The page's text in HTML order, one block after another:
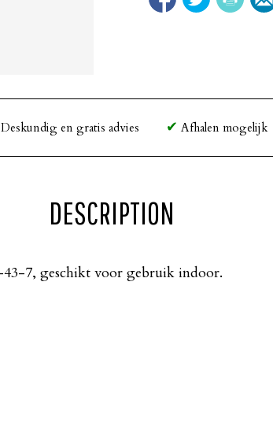
Deskundig en gratis advies Afhalen mogelijk
DESCRIPTION
7, geschikt voor gebruik indoor.